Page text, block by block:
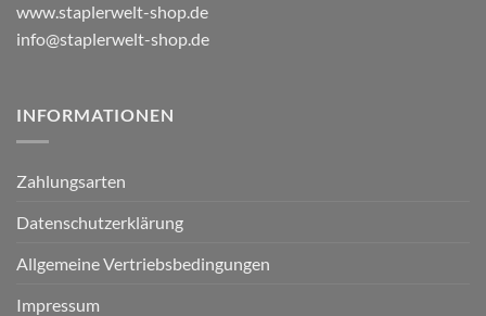
www.staplerwelt-shop.de
info@staplerwelt-shop.de
INFORMATIONEN
Zahlungsarten
Datenschutzerklärung
Allgemeine Vertriebsbedingungen
Impressum